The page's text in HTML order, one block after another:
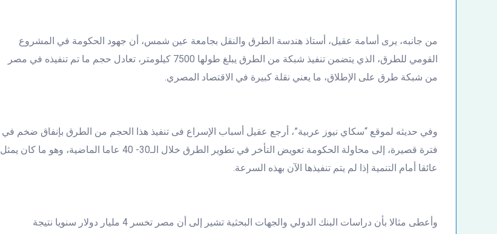
من جانبه، يرى أسامة عقيل، أستاذ هندسة الطرق والنقل بجامعة عين شمس، أن جهود الحكومة في المشروع
القومي للطرق، الذي يتضمن تنفيذ شبكة من الطرق يبلغ طولها 7500 كيلومتر، تعادل حجم ما تم تنفيذه في مصر
من شبكة طرق على الإطلاق، ما يعني نقلة كبيرة في الاقتصاد المصري.
وفي حديثه لموقع “سكاي نيوز عربية”، أرجع عقيل أسباب الإسراع فى تنفيذ هذا الحجم من الطرق بإنفاق ضخم في
فترة قصيرة، إلى محاولة الحكومة تعويض التأخر في تطوير الطرق خلال الـ30- 40 عاما الماضية، وهو ما كان يمثل
عائقا أمام التنمية إذا لم يتم تنفيذها الآن بهذه السرعة.
وأعطى مثالا بأن دراسات البنك الدولي والجهات البحثية تشير إلى أن مصر تخسر 4 مليار دولار سنويا نتيجة